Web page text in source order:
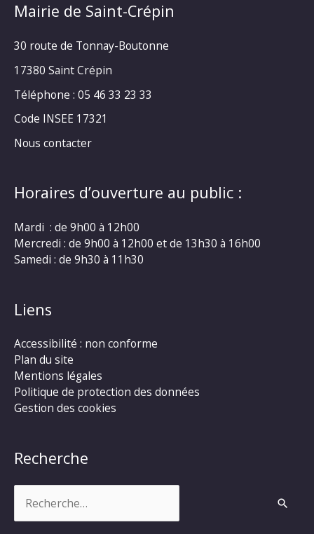
Mairie de Saint-Crépin
30 route de Tonnay-Boutonne
17380 Saint Crépin
Téléphone : 05 46 33 23 33
Code INSEE 17321
Nous contacter
Horaires d’ouverture au public :
Mardi : de 9h00 à 12h00
Mercredi : de 9h00 à 12h00 et de 13h30 à 16h00
Samedi : de 9h30 à 11h30
Liens
Accessibilité : non conforme
Plan du site
Mentions légales
Politique de protection des données
Gestion des cookies
Recherche